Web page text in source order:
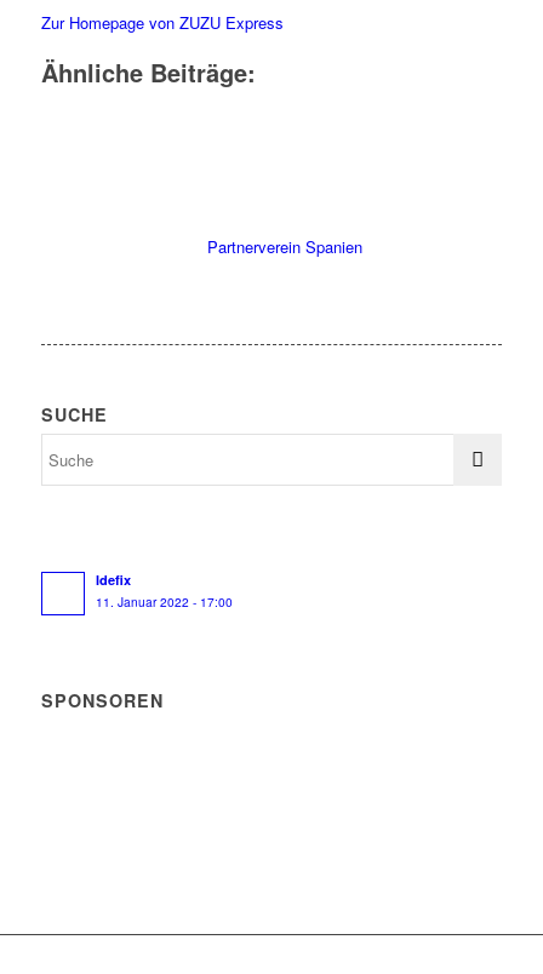
Zur Homepage von ZUZU Express
Ähnliche Beiträge:
Partnerverein Spanien
SUCHE
Idefix
11. Januar 2022 - 17:00
SPONSOREN